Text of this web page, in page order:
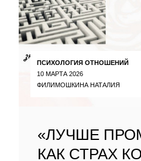
ПСИХОЛОГИЯ ОТНОШЕНИЙ
10 МАРТА 2026
ФИЛИМОШКИНА НАТАЛИЯ
«ЛУЧШЕ
КАК СТРАХ